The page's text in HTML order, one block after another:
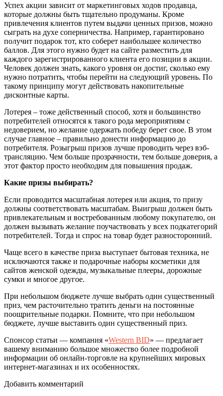
Успех акции зависит от маркетинговых ходов продавца,
которые должны быть тщательно продуманы. Кроме
привлечения клиентов путем выдачи ценных призов, можно
сыграть на духе соперничества. Например, гарантировано
получит подарок тот, кто соберет наибольшее количество
баллов. Для этого нужно будет на сайте разместить для
каждого зарегистрированного клиента его позиции в акции.
Человек должен знать, какого уровня он достиг, сколько ему
нужно потратить, чтобы перейти на следующий уровень. По
такому принципу могут действовать накопительные
дисконтные карты.
Лотерея – тоже действенный способ, хотя и большинство
потребителей относятся к такого рода мероприятиям с
недоверием, но желание одержать победу берет свое. В этом
случае главное – правильно донести информацию до
потребителя. Розыгрыш призов лучше проводить через вэб-
трансляцию. Чем больше прозрачности, тем больше доверия, а
этот фактор просто необходим для повышения продаж.
Какие призы выбирать?
Если проводится масштабная лотерея или акция, то призу
должны соответствовать масштабам. Выигрыш должен быть
привлекательным и востребованным любому покупателю, он
должен вызывать желание поучаствовать у всех подкатегорий
потребителей. Тогда и спрос на товар будет разносторонний.
Чаще всего в качестве приза выступает бытовая техника, не
исключаются также и подарочные наборы косметики для
сайтов женской одежды, музыкальные плееры, дорожные
сумки и многое другое.
При небольшом бюджете лучше выбрать один существенный
приз, чем расточительно тратить деньги на постоянные
поощрительные подарки. Помните, что при небольшом
бюджете, лучше выставить один существенный приз.
Спонсор статьи — компания «Western BID» — предлагает
вашему вниманию большое множество более подробной
информации об онлайн-торговле на крупнейших мировых
интернет-магазинах и их особенностях.
Добавить комментарий